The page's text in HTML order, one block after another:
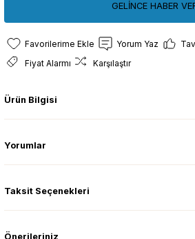
GELİNCE HABER
Yorum Yaz
Fiyat Alarmı
Karşılaştır
Ürün Bilgisi
Yorumlar
Taksit Seçenekleri
Önerileriniz